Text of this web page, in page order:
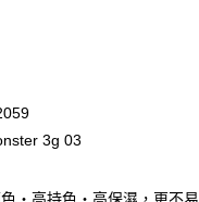
3g 03